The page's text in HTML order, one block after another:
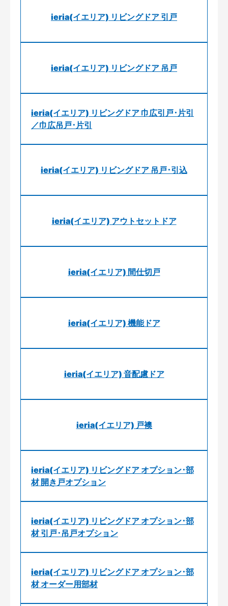
ieria(イエリア) リビングドア 引戸
ieria(イエリア) リビングドア 吊戸
ieria(イエリア) リビングドア 巾広引戸･片引
／巾広吊戸･片引
ieria(イエリア) リビングドア 吊戸･引込
ieria(イエリア) アウトセットドア
ieria(イエリア) 間仕切戸
ieria(イエリア) 機能ドア
ieria(イエリア) 音配慮ドア
ieria(イエリア) 戸襖
ieria(イエリア) リビングドア オプション･部
材 開き戸オプション
ieria(イエリア) リビングドア オプション･部
材 引戸･吊戸オプション
ieria(イエリア) リビングドア オプション･部
材 オーダー用部材